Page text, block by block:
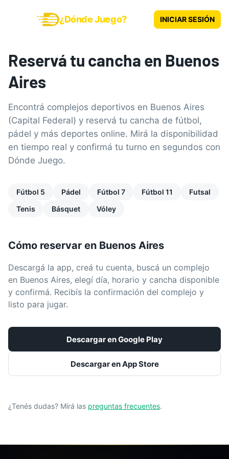
¿Dónde Juego? INICIAR SESIÓN
Reservá tu cancha en Buenos
Aires
Encontrá complejos deportivos en Buenos Aires
(Capital Federal) y reservá tu cancha de fútbol,
pádel y más deportes online. Mirá la disponibilidad
en tiempo real y confirmá tu turno en segundos con
Dónde Juego.
Fútbol 5 Pádel Fútbol 7 Fútbol 11
Futsal
Tenis
Básquet Vóley
Cómo reservar en Buenos Aires
Descargá la app, creá tu cuenta, buscá un complejo
en Buenos Aires, elegí día, horario y cancha disponible
y confirmá. Recibís la confirmación del complejo y
listo para jugar.
Descargar en Google Play
Descargar en App Store
¿Tenés dudas? Mirá las preguntas frecuentes.